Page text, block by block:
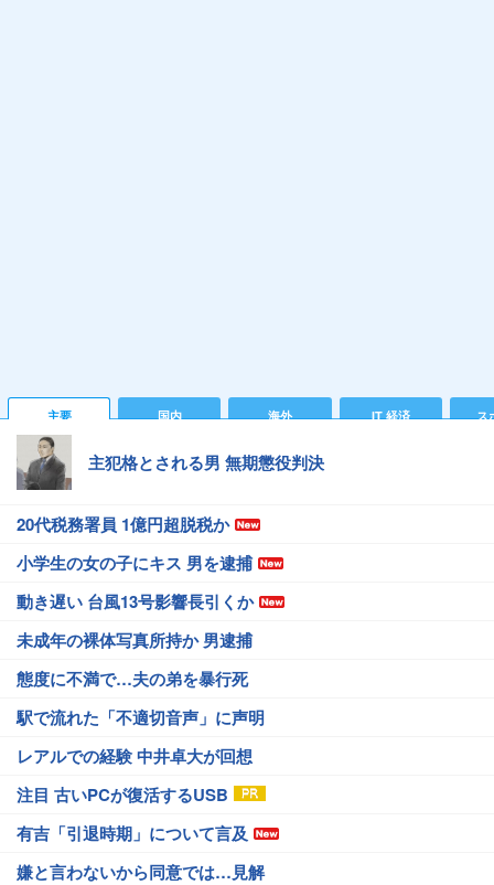
主要 国内 海外 IT 経済 ス
主犯格とされる男 無期懲役判決
20代税務署員 1億円超脱税か
小学生の女の子にキス 男を逮捕
動き遅い 台風13号影響長引くか
未成年の裸体写真所持か 男逮捕
態度に不満で…夫の弟を暴行死
駅で流れた「不適切音声」に声明
レアルでの経験 中井卓大が回想
注目 古いPCが復活するUSB
有吉「引退時期」について言及
嫌と言わないから同意では…見解